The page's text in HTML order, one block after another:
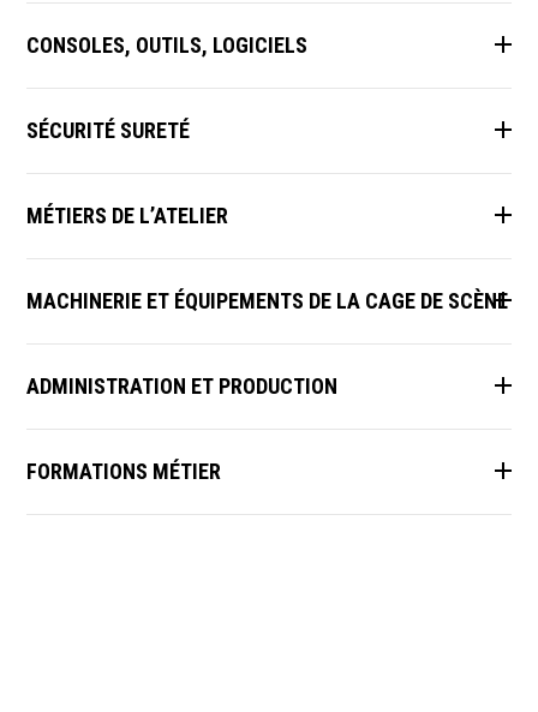
CONSOLES, OUTILS, LOGICIELS
SÉCURITÉ SURETÉ
MÉTIERS DE L’ATELIER
MACHINERIE ET ÉQUIPEMENTS DE LA CAGE DE SCÈNE
ADMINISTRATION ET PRODUCTION
FORMATIONS MÉTIER